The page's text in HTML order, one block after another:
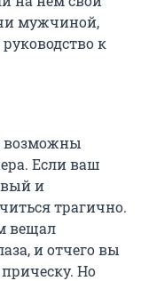
мужчиной,
к
возможны
Если ваш
и
трагично.
вещал
и отчего вы
Но